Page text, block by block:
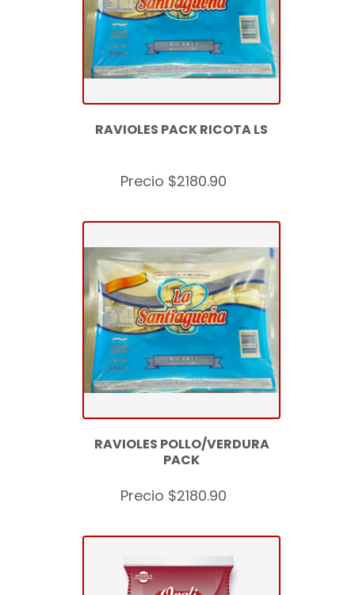
RAVIOLES PACK RICOTA LS
Precio $2180.90
RAVIOLES POLLO/VERDURA
PACK
Precio $2180.90